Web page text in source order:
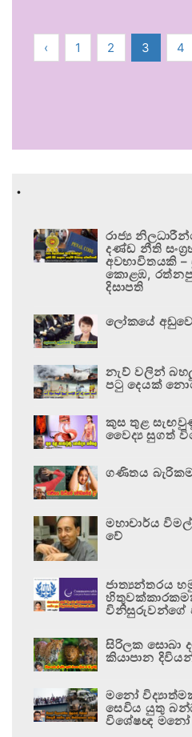
‹ 1 2 3 4
.
රාජ්‍ය
දණ්ඩ නීති
අවභාවිතයකි
කොළඹ,
දිසාපති
ලෝකයේ
නැව් වලින්
පටු දෙයක්
කුස තුළ
වෛද්‍ය සුගත්
ගණිතය
මහාචාර්ය විමල්
වේ
ජාත්‍යන්තරය
විනිසුරුවන්ගේ
සිරිලක සොබා
කියාපාන
මනෝ
සෙවිය යුතු
විශේෂඥ